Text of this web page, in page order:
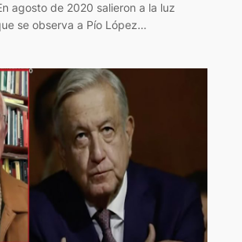
agosto de 2020 salieron a la luz
se observa a Pío López…